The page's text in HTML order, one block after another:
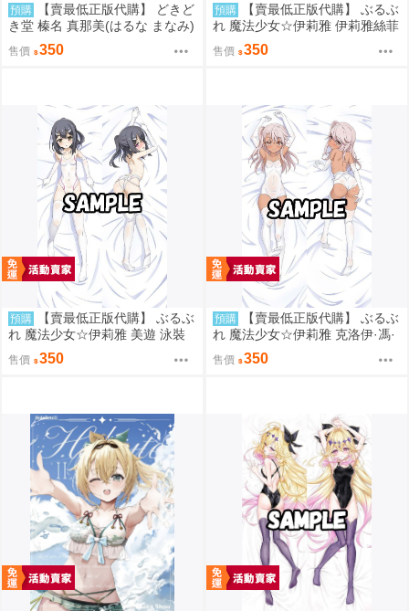
預購
【賣最低正版代購】 どきど
き堂 榛名 真那美(はるな まなみ)
抱枕套 成海クリスティアーノー
ト 0905
售價 350
預購
【賣最低正版代購】 ぶるぶ
れ 魔法少女☆伊莉雅 伊莉雅絲菲
爾·馮·愛因茲貝倫 泳裝 抱枕套 藤
川大智 0827
售價 350
預購
【賣最低正版代購】 ぶるぶ
れ 魔法少女☆伊莉雅 美遊 泳裝
抱枕套 藤川大智 0827
售價 350
預購
【賣最低正版代購】 ぶるぶ
れ 魔法少女☆伊莉雅 克洛伊·馮·
愛因茲貝倫 泳裝 抱枕套 藤川大
智 0827
售價 350